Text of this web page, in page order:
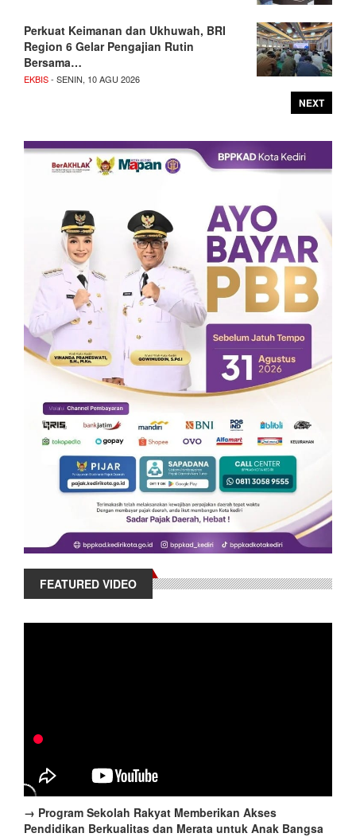
Perkuat Keimanan dan Ukhuwah, BRI
Region 6 Gelar Pengajian Rutin
Bersama…
EKBIS- SENIN, 10 AGU 2026
NEXT
FEATURED VIDEO
→ Program Sekolah Rakyat Memberikan Akses
Pendidikan Berkualitas dan Merata untuk Anak Bangsa